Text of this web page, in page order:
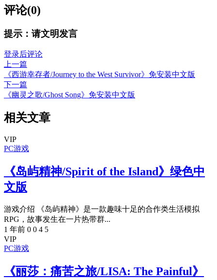
评论(0)
提示：请文明发言
登录后评论
上一篇
《西游幸存者/Journey to the West Survivor》免安装中文版
下一篇
《幽灵之歌/Ghost Song》免安装中文版
相关文章
VIP
PC游戏
《岛屿精神/Spirit of the Island》绿色中
文版
游戏介绍 《岛屿精神》是一款趣味十足的合作类生活模拟
RPG，故事发生在一片热带群...
1 年前 0 0 4 5
VIP
PC游戏
《丽莎：痛苦之旅/LISA: The Painful》